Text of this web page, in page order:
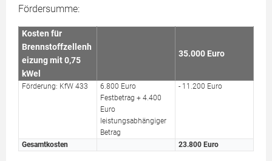
Fördersumme:
Kosten für
Brennstoffzellenh
eizung mit 0,75
kWel
35.000 Euro
Förderung: KfW 433
6.800 Euro
Festbetrag + 4.400
Euro
leistungsabhängiger
Betrag
- 11.200 Euro
Gesamtkosten 23.800 Euro